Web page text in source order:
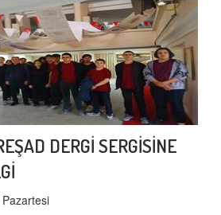
DERGİ SERGİSİNE